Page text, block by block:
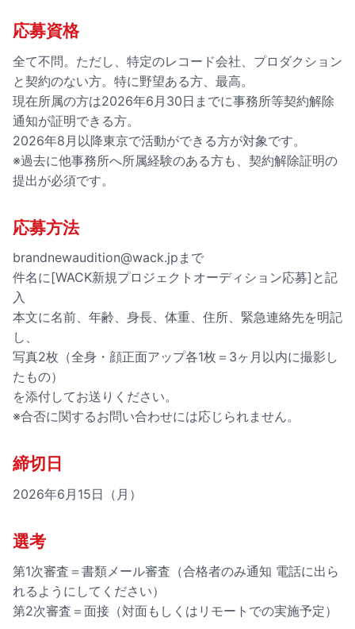
応募資格
全て不問。ただし、特定のレコード会社、プロダクション
と契約のない方。特に野望ある方、最高。
現在所属の方は2026年6月30日までに事務所等契約解除
通知が証明できる方。
2026年8月以降東京で活動ができる方が対象です。
※過去に他事務所へ所属経験のある方も、契約解除証明の
提出が必須です。
応募方法
brandnewaudition@wack.jpまで
件名に[WACK新規プロジェクトオーディション応募]と記
入
本文に名前、年齢、身長、体重、住所、緊急連絡先を明記
し、
写真2枚（全身・顔正面アップ各1枚＝3ヶ月以内に撮影し
たもの）
を添付してお送りください。
※合否に関するお問い合わせには応じられません。
締切日
2026年6月15日（月）
選考
第1次審査＝書類メール審査（合格者のみ通知 電話に出ら
れるようにしてください）
第2次審査＝面接（対面もしくはリモートでの実施予定）